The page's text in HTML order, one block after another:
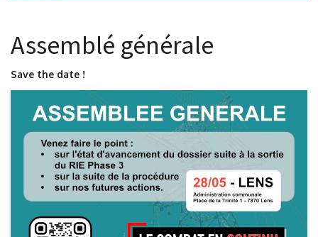
Assemblé générale
Save the date !